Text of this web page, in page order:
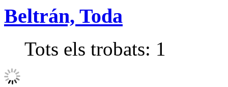
Beltrán, Toda
Tots els trobats: 1